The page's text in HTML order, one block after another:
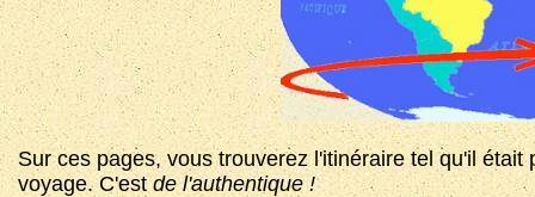
Sur ces pages, vous trouverez l'itinéraire tel qu'il
voyage. C'estde l'authentique !